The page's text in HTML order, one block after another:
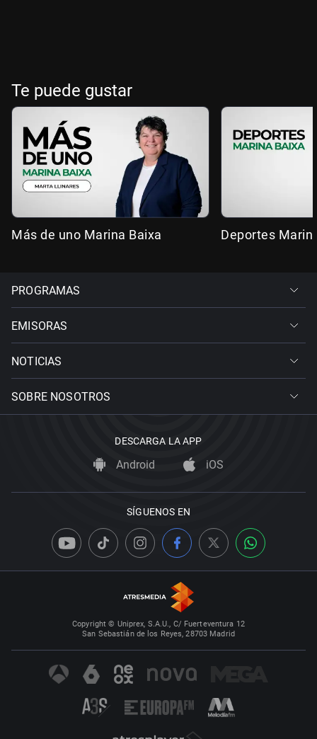
Te puede gustar
Más de uno Marina Baixa Deportes
PROGRAMAS
EMISORAS
NOTICIAS
SOBRE NOSOTROS
DESCARGA LA APP
Android iOS
SÍGUENOS EN
Copyright © Uniprex, S.A.U., C/ Fuerteventura 12
San Sebastián de los Reyes, 28703 Madrid